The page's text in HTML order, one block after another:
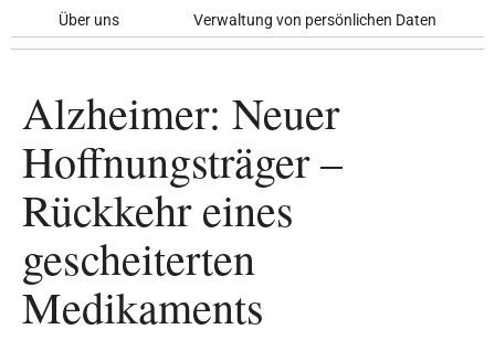
Über uns Verwaltung von persönlichen Daten
Alzheimer: Neuer
Hoffnungsträger –
Rückkehr eines
gescheiterten
Medikaments